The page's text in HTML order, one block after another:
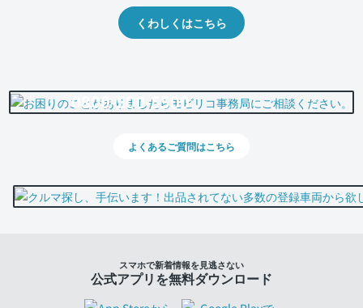
くわしくはこちら
0800-500-5500
よくあるご質問はこちら
スマホで新着情報を見逃さない
公式アプリを無料ダウンロード